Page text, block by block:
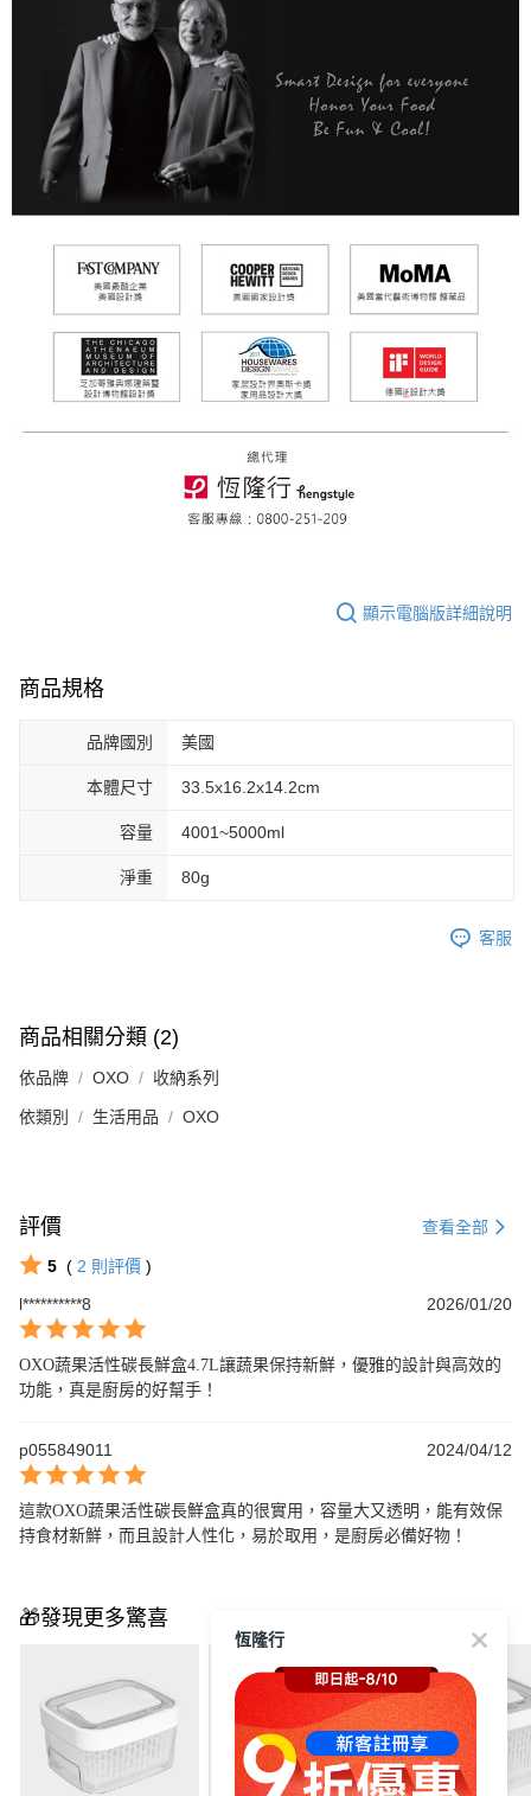
顯示電腦版詳細說明
商品規格
品牌國別 美國
本體尺寸 33.5x16.2x14.2cm
容量 4001~5000ml
淨重 80g
客服
商品相關分類 (2)
依品牌 OXO 收納系列
依類別 生活用品 OXO
評價 查看全部
5 ( 2 則評價 )
l**********8
2026/01/20
OXO蔬果活性碳長鮮盒4.7L讓蔬果保持新鮮，優雅的設計與高效的
功能，真是廚房的好幫手！
p055849011 2024/04/12
這款OXO蔬果活性碳長鮮盒真的很實用，容量大又透明，能有效保
持食材新鮮，而且設計人性化，易於取用，是廚房必備好物！
🎁發現更多驚喜
恆隆行